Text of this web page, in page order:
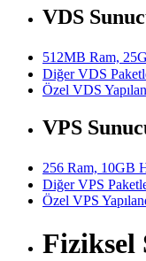
VDS
512MB Ram,
Diğer VDS
Özel VDS
VPS
256 Ram, 10GB
Diğer VPS
Özel VPS
Fiziksel